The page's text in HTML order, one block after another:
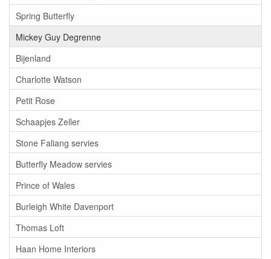
Spring Butterfly
Mickey Guy Degrenne
Bijenland
Charlotte Watson
Petit Rose
Schaapjes Zeller
Stone Faliang servies
Butterfly Meadow servies
Prince of Wales
Burleigh White Davenport
Thomas Loft
Haan Home Interiors